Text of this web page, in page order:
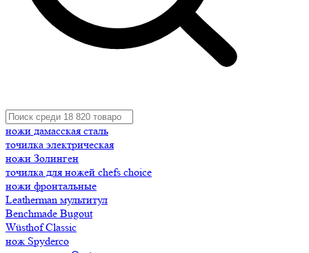
ножи дамасская сталь
точилка электрическая
ножи Золинген
точилка для ножей chefs choice
ножи фронтальные
Leatherman мультитул
Benchmade Bugout
Wüsthof Classic
нож Spyderco